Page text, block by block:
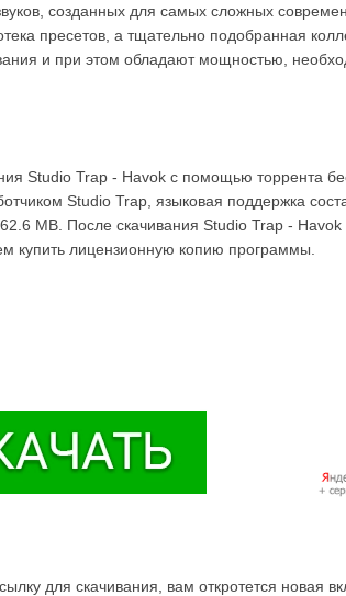
созданных для самых сложных
пресетов, а тщательно подобранная
и при этом обладают мощностью,
Studio Trap - Havok с помощью торрента
Studio Trap, языковая поддержка
MB. После скачивания Studio Trap - Havok
купить лицензионную копию программы.
для скачивания, вам откротется новая